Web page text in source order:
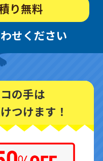
り無料
せください
の手は
つけます！